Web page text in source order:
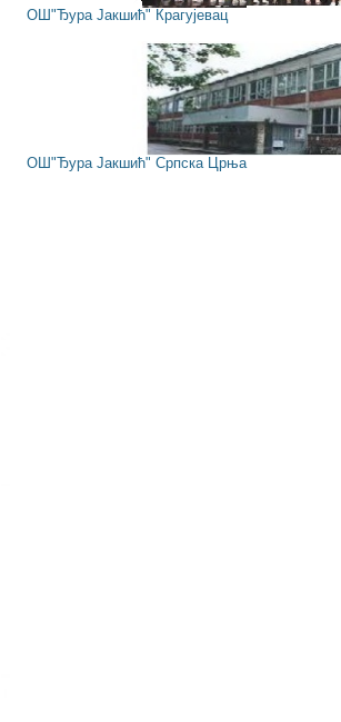
ОШ"Ђура Јакшић" Крагујевац
ОШ"Ђура Јакшић" Српска Црња